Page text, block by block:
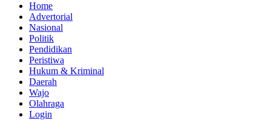
Home
Advertorial
Nasional
Politik
Pendidikan
Peristiwa
Hukum & Kriminal
Daerah
Wajo
Olahraga
Login